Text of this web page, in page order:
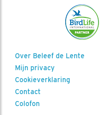
Over Beleef de Lente
Mijn privacy
Cookieverklaring
Contact
Colofon